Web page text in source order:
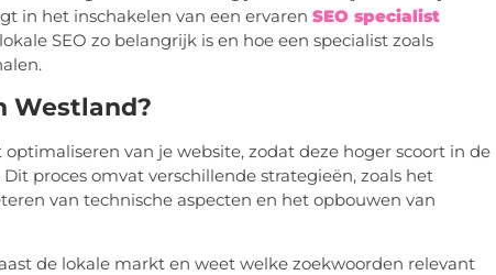
in het inschakelen van een ervaren SEO specialist
SEO zo belangrijk is en hoe een specialist zoals
Westland?
van je website, zodat deze hoger scoort in de
proces omvat verschillende strategieën, zoals het
van technische aspecten en het opbouwen van
de lokale markt en weet welke zoekwoorden relevant